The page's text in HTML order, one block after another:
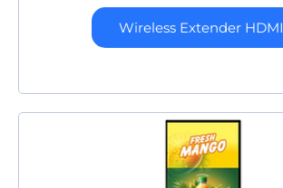
Wireless Extender HDMI